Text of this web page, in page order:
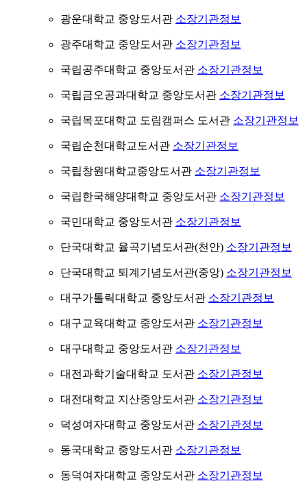
광운대학교 중앙도서관 소장기관정보
광주대학교 중앙도서관 소장기관정보
국립공주대학교 중앙도서관 소장기관정보
국립금오공과대학교 중앙도서관 소장기관정보
국립목포대학교 도림캠퍼스 도서관 소장기관정보
국립순천대학교도서관 소장기관정보
국립창원대학교중앙도서관 소장기관정보
국립한국해양대학교 중앙도서관 소장기관정보
국민대학교 중앙도서관 소장기관정보
단국대학교 율곡기념도서관(천안) 소장기관정보
단국대학교 퇴계기념도서관(중앙) 소장기관정보
대구가톨릭대학교 중앙도서관 소장기관정보
대구교육대학교 중앙도서관 소장기관정보
대구대학교 중앙도서관 소장기관정보
대전과학기술대학교 도서관 소장기관정보
대전대학교 지산중앙도서관 소장기관정보
덕성여자대학교 중앙도서관 소장기관정보
동국대학교 중앙도서관 소장기관정보
동덕여자대학교 중앙도서관 소장기관정보